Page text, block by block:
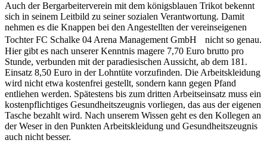
Auch der Bergarbeiterverein mit dem königsblauen Trikot bekennt
sich in seinem Leitbild zu seiner sozialen Verantwortung. Damit
nehmen es die Knappen bei den Angestellten der vereinseigenen
Tochter FC Schalke 04 Arena Management GmbH nicht so genau.
Hier gibt es nach unserer Kenntnis magere 7,70 Euro brutto pro
Stunde, verbunden mit der paradiesischen Aussicht, ab dem 181.
Einsatz 8,50 Euro in der Lohntüte vorzufinden. Die Arbeitskleidung
wird nicht etwa kostenfrei gestellt, sondern kann gegen Pfand
entliehen werden. Spätestens bis zum dritten Arbeitseinsatz muss ein
kostenpflichtiges Gesundheitszeugnis vorliegen, das aus der eigenen
Tasche bezahlt wird. Nach unserem Wissen geht es den Kollegen an
der Weser in den Punkten Arbeitskleidung und Gesundheitszeugnis
auch nicht besser.